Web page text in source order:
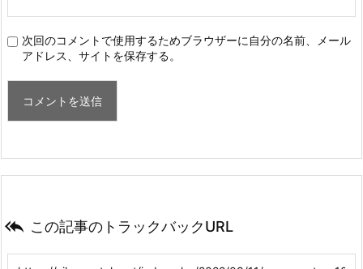
次回のコメントで使用するためブラウザーに自分の名前、メール
アドレス、サイトを保存する。
 この記事のトラックバックURL